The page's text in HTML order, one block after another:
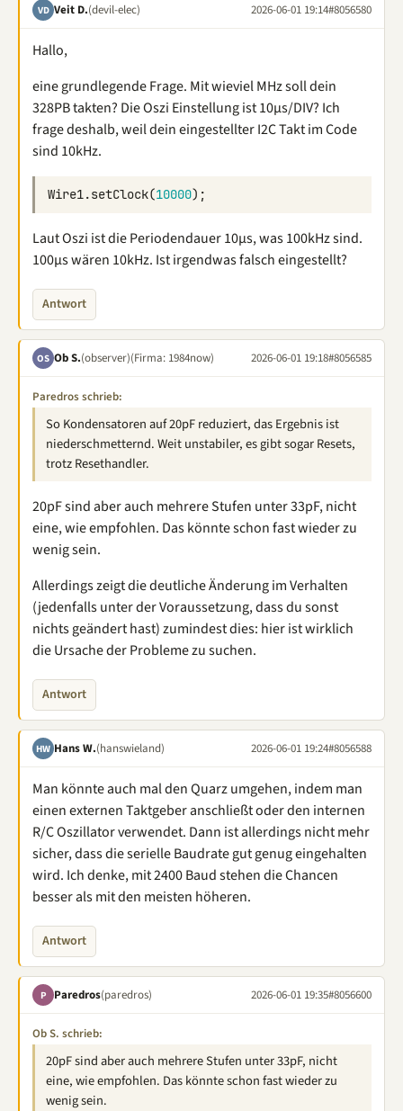
VD Veit D.(devil-elec) 2026-06-01 19:14#8056580
Hallo,
eine grundlegende Frage. Mit wieviel MHz soll dein
328PB takten? Die Oszi Einstellung ist 10µs/DIV? Ich
frage deshalb, weil dein eingestellter I2C Takt im Code
sind 10kHz.
Wire1.setClock(10000);
Laut Oszi ist die Periodendauer 10µs, was 100kHz sind.
100µs wären 10kHz. Ist irgendwas falsch eingestellt?
Antwort
OS Ob S.(observer)(Firma: 1984now) 2026-06-01 19:18#8056585
Paredros schrieb:
So Kondensatoren auf 20pF reduziert, das Ergebnis ist
niederschmetternd. Weit unstabiler, es gibt sogar Resets,
trotz Resethandler.
20pF sind aber auch mehrere Stufen unter 33pF, nicht
eine, wie empfohlen. Das könnte schon fast wieder zu
wenig sein.
Allerdings zeigt die deutliche Änderung im Verhalten
(jedenfalls unter der Voraussetzung, dass du sonst
nichts geändert hast) zumindest dies: hier ist wirklich
die Ursache der Probleme zu suchen.
Antwort
HW Hans W.(hanswieland) 2026-06-01 19:24#8056588
Man könnte auch mal den Quarz umgehen, indem man
einen externen Taktgeber anschließt oder den internen
R/C Oszillator verwendet. Dann ist allerdings nicht mehr
sicher, dass die serielle Baudrate gut genug eingehalten
wird. Ich denke, mit 2400 Baud stehen die Chancen
besser als mit den meisten höheren.
Antwort
P Paredros(paredros) 2026-06-01 19:35#8056600
Ob S. schrieb:
20pF sind aber auch mehrere Stufen unter 33pF, nicht
eine, wie empfohlen. Das könnte schon fast wieder zu
wenig sein.